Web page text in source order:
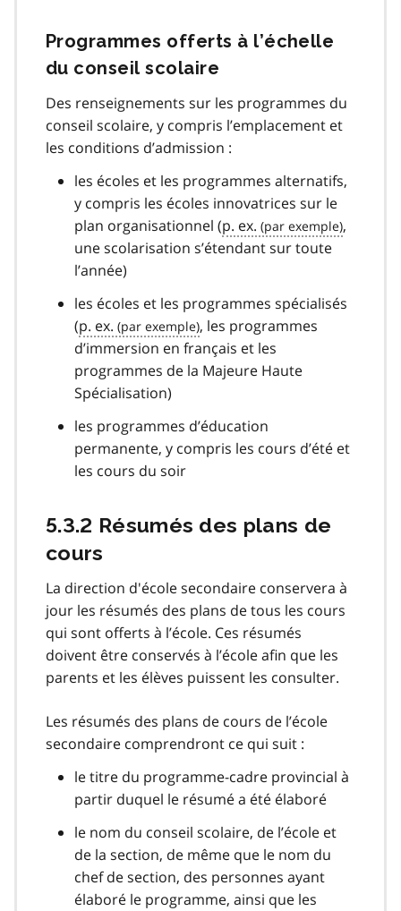
Programmes offerts à l’échelle
du conseil scolaire
Des renseignements sur les programmes du
conseil scolaire, y compris l’emplacement et
les conditions d’admission :
les écoles et les programmes alternatifs,
y compris les écoles innovatrices sur le
plan organisationnel (p. ex.
,
une scolarisation s’étendant sur toute
l’année)
les écoles et les programmes spécialisés
(p. ex.
, les programmes
d’immersion en français et les
programmes de la Majeure Haute
Spécialisation)
les programmes d’éducation
permanente, y compris les cours d’été et
les cours du soir
5.3.2 Résumés des plans de
cours
La direction d'école secondaire conservera à
jour les résumés des plans de tous les cours
qui sont offerts à l’école. Ces résumés
doivent être conservés à l’école afin que les
parents et les élèves puissent les consulter.
Les résumés des plans de cours de l’école
secondaire comprendront ce qui suit :
le titre du programme-cadre provincial à
partir duquel le résumé a été élaboré
le nom du conseil scolaire, de l’école et
de la section, de même que le nom du
chef de section, des personnes ayant
élaboré le programme, ainsi que les